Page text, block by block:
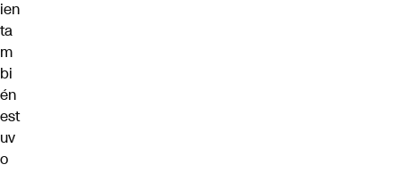
ien
ta
m
bi
én
est
uv
o